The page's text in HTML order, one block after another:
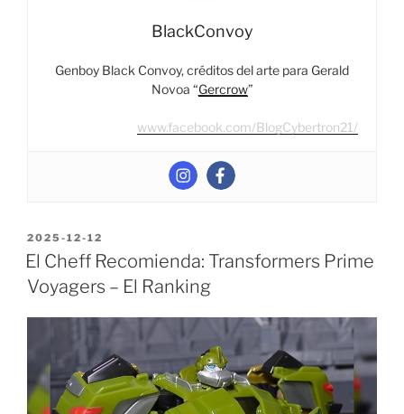
BlackConvoy
Genboy Black Convoy, créditos del arte para Gerald
Novoa “Gercrow”
www.facebook.com/BlogCybertron21/
POSTED
ON
2025-12-12
El Cheff Recomienda: Transformers Prime
Voyagers – El Ranking